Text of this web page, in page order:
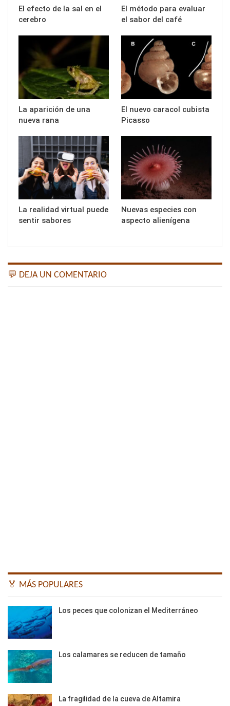
El efecto de la sal en el
cerebro
El método para evaluar
el sabor del café
La aparición de una
nueva rana
El nuevo caracol cubista
Picasso
La realidad virtual puede
sentir sabores
Nuevas especies con
aspecto alienígena
💬 DEJA UN COMENTARIO
🏅 MÁS POPULARES
Los peces que colonizan el Mediterráneo
Los calamares se reducen de tamaño
La fragilidad de la cueva de Altamira